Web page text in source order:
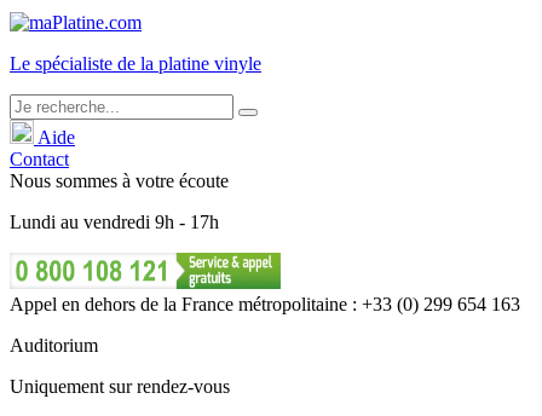
Le spécialiste de la platine vinyle
Aide
Contact
Nous sommes à votre écoute
Lundi au vendredi 9h - 17h
Appel en dehors de la France métropolitaine : +33 (0) 299 654 163
Auditorium
Uniquement sur rendez-vous